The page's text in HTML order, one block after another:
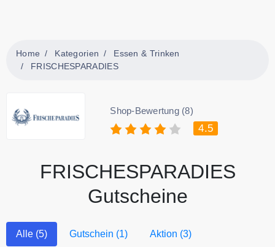
Home Kategorien
Essen & Trinken
FRISCHESPARADIES
Shop-Bewertung (8)
4.5
FRISCHESPARADIES
Gutscheine
Alle (5) Gutschein (1) Aktion (3)